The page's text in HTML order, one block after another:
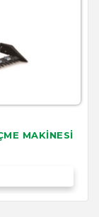
MAKİNESİ